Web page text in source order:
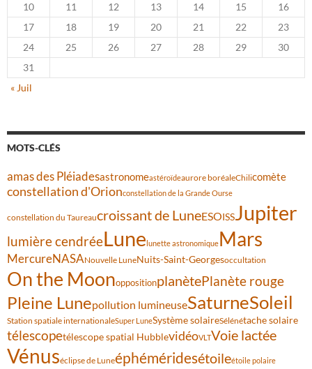
10
11 12 13 14 15
16
17
18 19 20 21 22
23
24
25 26 27 28 29
30
31
« Juil
MOTS-CLÉS
amas des Pléiadesastronomeastéroïdeaurore boréaleChilicomète
constellation d'Orionconstellation de la Grande Ourse
constellation du Taureaucroissant de LuneESOISSJupiter
lumière cendréeLune lunette astronomiqueMars
MercureNASANouvelle LuneNuits-Saint-Georgesoccultation
On the MoonoppositionplanètePlanète rouge
Pleine Lunepollution lumineuseSaturneSoleil
Station spatiale internationaleSuper LuneSystème solaireSélénétache solaire
télescopetélescope spatial HubblevidéoVLTVoie lactée
Vénuséclipse de Luneéphéméridesétoileétoile polaire